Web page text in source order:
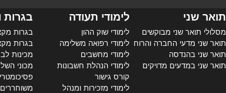
תואר שני
מסלולי תואר שני מבוקשים
תואר שני מדעי החברה והרוח
תואר שני בהנדסה
תואר שני במדעים מדויקים
לימודי תעודה
לימודי שוק ההון
לימודי רפואה משלימה
לימודי מחשבים
לימודי הנהלת חשבונות
קורס גישור
לימודי מזכירות ומנהל
בגרות
בגרות
בגרות
מכינות
מכוני
משוחררים